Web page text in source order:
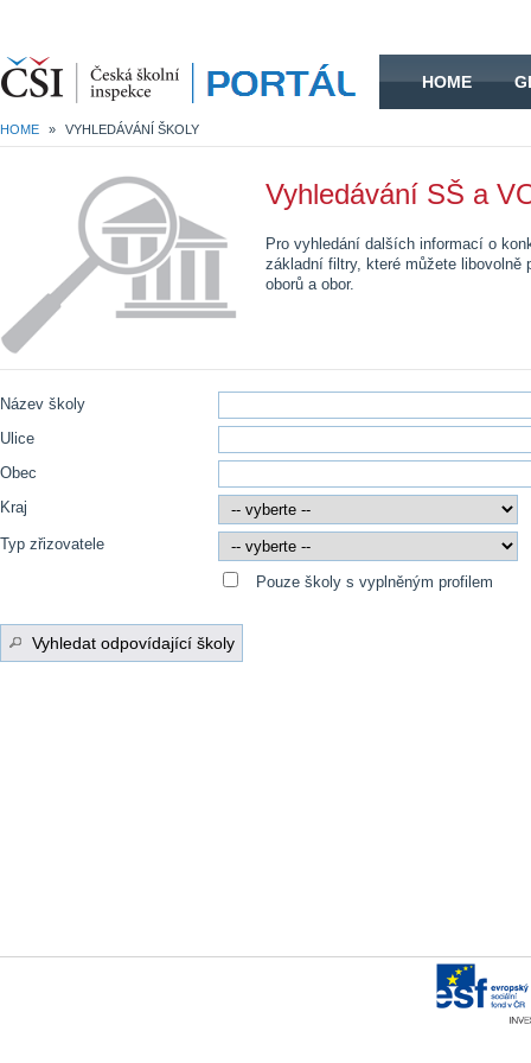
HOME
HOME » VYHLEDÁVÁNÍ ŠKOLY
Vyhledávání SŠ a
Pro vyhledání dalších informací o
základní filtry, které můžete libovolně
oborů a obor.
Název školy
Ulice
Obec
Kraj
Typ zřizovatele
Pouze školy s vyplněným profilem
Vyhledat odpovídající školy